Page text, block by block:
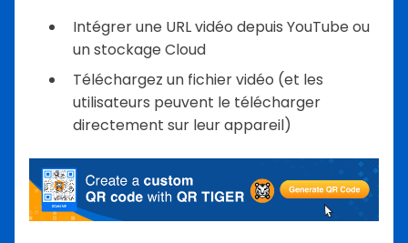
Intégrer une URL vidéo depuis YouTube ou
un stockage Cloud
Téléchargez un fichier vidéo (et les
utilisateurs peuvent le télécharger
directement sur leur appareil)